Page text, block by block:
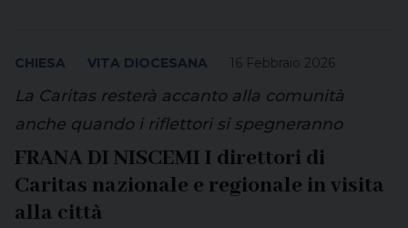
16 Febbraio 2026
CHIESA VITA DIOCESANA
La Caritas resterà accanto alla comunità
anche quando i riflettori si spegneranno
FRANA DI NISCEMI I direttori di
Caritas nazionale e regionale in visita
alla città